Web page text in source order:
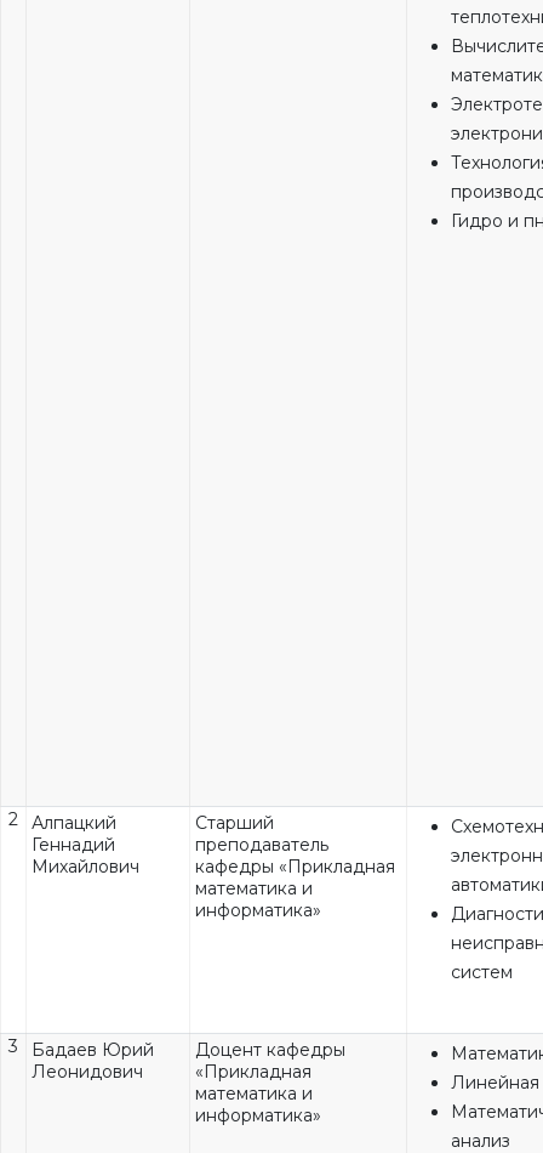
Гидро и
2
Алпацкий
Геннадий
Михайлович
Старший
преподаватель
кафедры «Прикладная
математика и
информатика»
систем
3
Бадаев Юрий
Леонидович
Доцент кафедры
«Прикладная
математика и
информатика»
Линейная
анализ